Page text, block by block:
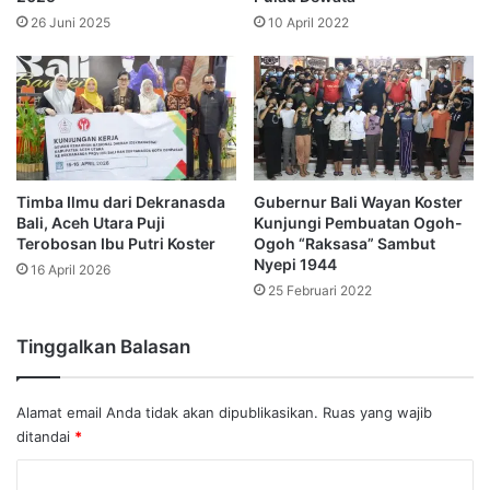
26 Juni 2025 10 April 2022
Timba Ilmu dari Dekranasda
Bali, Aceh Utara Puji
Terobosan Ibu Putri Koster
16 April 2026
Gubernur Bali Wayan Koster
Kunjungi Pembuatan Ogoh-
Ogoh “Raksasa” Sambut
Nyepi 1944
25 Februari 2022
Tinggalkan Balasan
Alamat email Anda tidak akan dipublikasikan. Ruas yang wajib
ditandai *